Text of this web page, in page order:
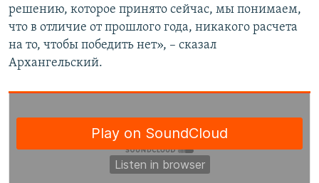
решению, которое принято сейчас, мы понимаем,
что в отличие от прошлого года, никакого расчета
на то, чтобы победить нет», – сказал
Архангельский.